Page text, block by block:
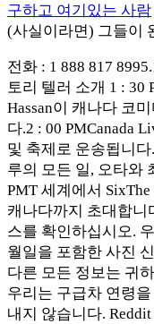
구하고 여기있는 사람
(사실이라면) 그들이
전화 : 1 888 817
토리 텔러 소개 1 : 30
Hassan이 캐나다 코
다.2 : 00 PMCanada
및 축제로 운송됩니
루의 모든 일, 오타와
PMT 세계에서
캐나다까지 초대합니
스를 확인하십시오.
월일을 포함한 사진
다른 모든 정보는 귀
우리는 구급차 연령
내지 않습니다.